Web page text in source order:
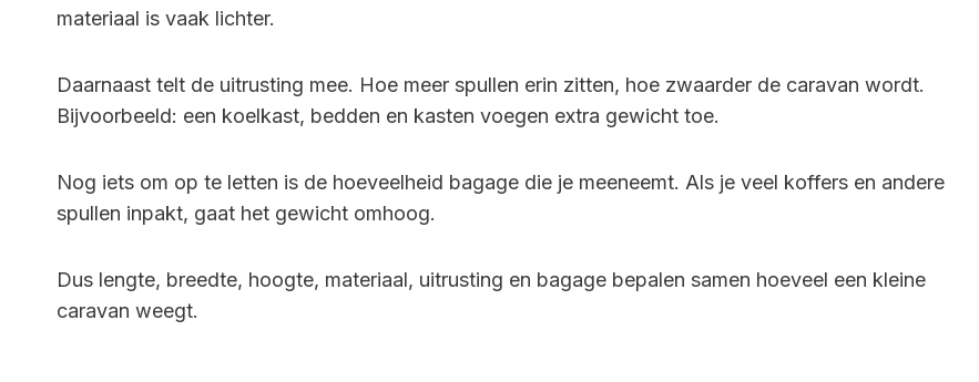
materiaal is vaak lichter.
Daarnaast telt de uitrusting mee. Hoe meer spullen erin zitten, hoe zwaarder de caravan wordt.
Bijvoorbeeld: een koelkast, bedden en kasten voegen extra gewicht toe.
Nog iets om op te letten is de hoeveelheid bagage die je meeneemt. Als je veel koffers en andere
spullen inpakt, gaat het gewicht omhoog.
Dus lengte, breedte, hoogte, materiaal, uitrusting en bagage bepalen samen hoeveel een kleine
caravan weegt.